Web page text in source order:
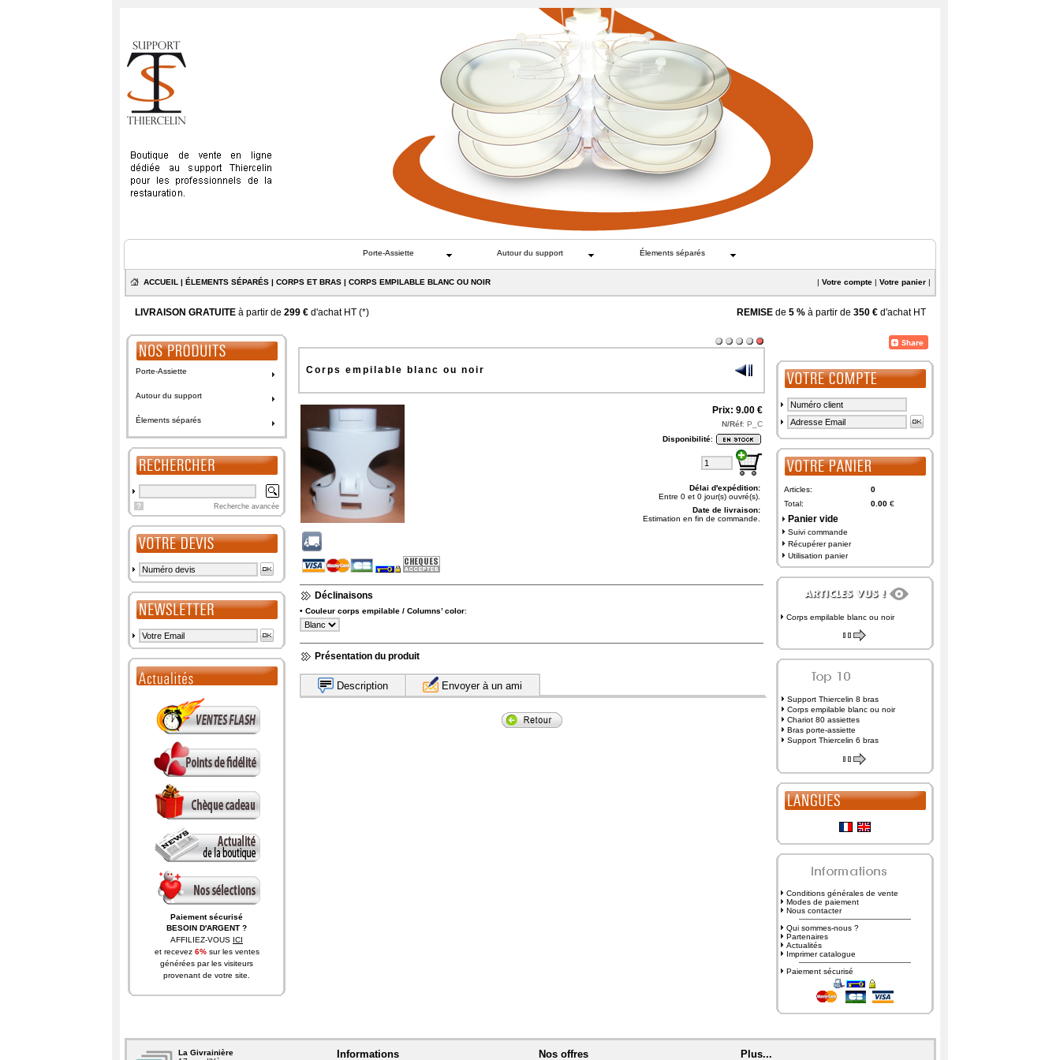
Porte-Assiette Autour du support Élements séparés
ACCUEIL | ÉLEMENTS SÉPARÉS| CORPS ET BRAS| CORPS EMPILABLE BLANC OU NOIR | Votre compte| Votre panier|
LIVRAISON GRATUITEà partir de 299 €d'achat HT (*) REMISEde 5 %à partir de 350 €d'achat HT
Porte-Assiette
Autour du support
Élements séparés
? Recherche avancée
BESOIN D'ARGENT ?
et recevez6%sur les ventes
Paiement sécurisé
Payez en toute confiance
Corps empilable blanc ou noir
Prix: 9.00 €
N/Réf: P_C
Disponibilité:
Délai d'expédition:
Entre 0 et 0 jour(s) ouvré(s).
Date de livraison:
Estimation en fin de commande.
Déclinaisons
• Couleur corps empilable / Columns’ color:
Présentation du produit
Description Envoyer à un ami
Articles:
0
Total:
0.00 €
Panier vide
Suivi commande
Récupérer panier
Utilisation panier
Corps empilable blanc ou noir
Support Thiercelin 8 bras
Corps empilable blanc ou noir
Chariot 80 assiettes
Bras porte-assiette
Support Thiercelin 6 bras
Conditions générales de vente
Modes de paiement
Nous contacter
Qui sommes-nous ?
Partenaires
Actualités
Imprimer catalogue
Paiement sécurisé
La Givrainière
Informations Nos offres Plus...